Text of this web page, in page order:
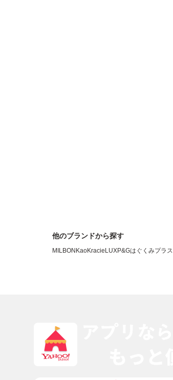
他のブランドから探す
MILBON KaoKracie LUXP&Gはぐくみプラス